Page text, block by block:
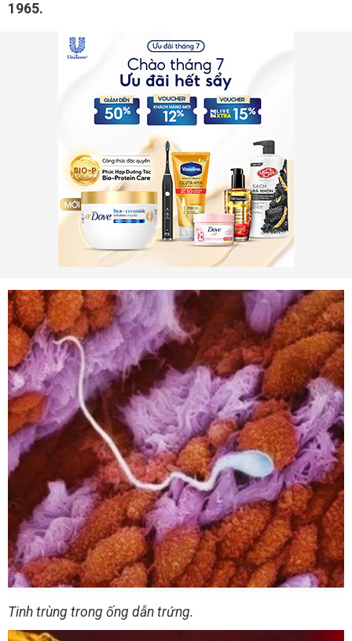
1965.
Tinh trùng trong ống dẫn trứng.